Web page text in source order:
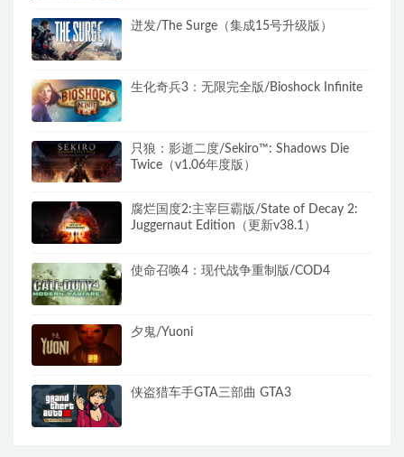
迸发/The Surge（集成15号升级版）
生化奇兵3：无限完全版/Bioshock Infinite
只狼：影逝二度/Sekiro™: Shadows Die
Twice（v1.06年度版）
腐烂国度2:主宰巨霸版/State of Decay 2:
Juggernaut Edition（更新v38.1）
使命召唤4：现代战争重制版/COD4
夕鬼/Yuoni
侠盗猎车手GTA三部曲 GTA3